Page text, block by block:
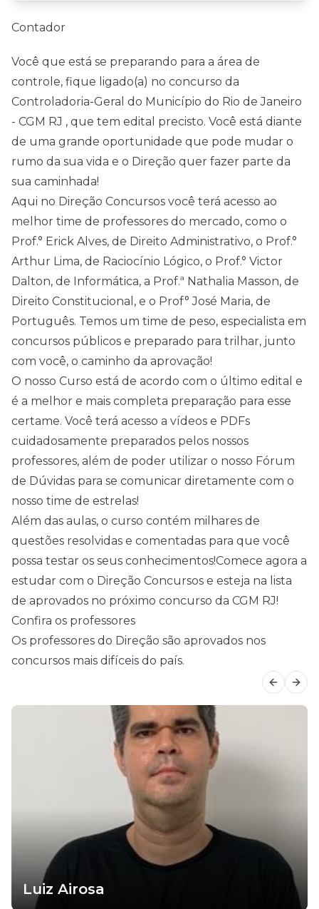
Contador
Você que está se preparando para a área de
controle, fique ligado(a) no concurso da
Controladoria-Geral do Município do Rio de Janeiro
- CGM RJ , que tem edital precisto. Você está diante
de uma grande oportunidade que pode mudar o
rumo da sua vida e o Direção quer fazer parte da
sua caminhada!
Aqui no Direção Concursos você terá acesso ao
melhor time de professores do mercado, como o
Prof.° Erick Alves, de Direito Administrativo, o Prof.°
Arthur Lima, de Raciocínio Lógico, o Prof.° Victor
Dalton, de Informática, a Prof.ª Nathalia Masson, de
Direito Constitucional, e o Prof° José Maria, de
Português. Temos um time de peso, especialista em
concursos públicos e preparado para trilhar, junto
com você, o caminho da aprovação!
O nosso Curso está de acordo com o último edital e
é a melhor e mais completa preparação para esse
certame. Você terá acesso a vídeos e PDFs
cuidadosamente preparados pelos nossos
professores, além de poder utilizar o nosso Fórum
de Dúvidas para se comunicar diretamente com o
nosso time de estrelas!
Além das aulas, o curso contém milhares de
questões resolvidas e comentadas para que você
possa testar os seus conhecimentos!Comece agora a
estudar com o Direção Concursos e esteja na lista
de aprovados no próximo concurso da CGM RJ!
Confira os professores
Os professores do Direção são aprovados nos
concursos mais difíceis do país.
Luiz Airosa